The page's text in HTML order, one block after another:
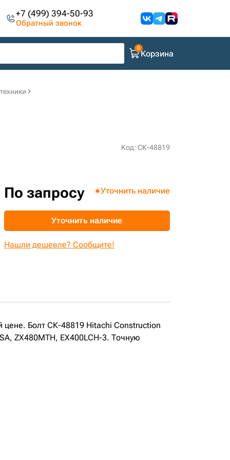
+7 (499) 394-50-93
Обратный звонок
Корзина
Код: СК-48819
По запросу Уточнить наличие
Уточнить наличие
Нашли дешевле? Сообщите!
цене. Болт СК-48819 Hitachi Construction
ZX480MTH, EX400LCH-3. Точную